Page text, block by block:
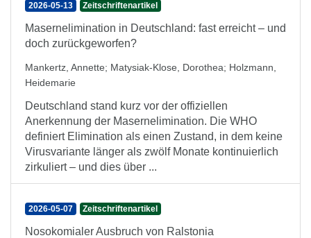
2026-05-13 Zeitschriftenartikel
Masernelimination in Deutschland: fast erreicht – und
doch zurückgeworfen?
Mankertz, Annette; Matysiak-Klose, Dorothea; Holzmann,
Heidemarie
Deutschland stand kurz vor der offiziellen
Anerkennung der Masernelimination. Die WHO
definiert Elimination als einen Zustand, in dem keine
Virusvariante länger als zwölf Monate kontinuierlich
zirkuliert – und dies über ...
2026-05-07 Zeitschriftenartikel
Nosokomialer Ausbruch von Ralstonia